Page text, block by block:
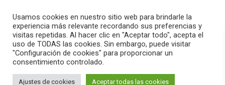
search menu pause PLAY
Usamos cookies en nuestro sitio web para brindarle la
experiencia más relevante recordando sus preferencias y
visitas repetidas. Al hacer clic en "Aceptar todo", acepta el
uso de TODAS las cookies. Sin embargo, puede visitar
"Configuración de cookies" para proporcionar un
consentimiento controlado.
Ajustes de cookies Aceptar todas las cookies